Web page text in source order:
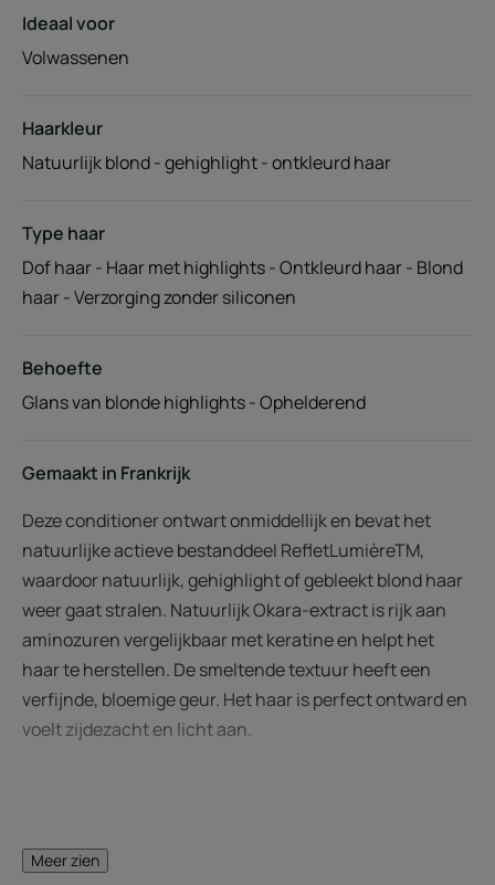
Ideaal voor
Volwassenen
Haarkleur
Natuurlijk blond - gehighlight - ontkleurd haar
Type haar
Dof haar - Haar met highlights - Ontkleurd haar - Blond
haar - Verzorging zonder siliconen
Behoefte
Glans van blonde highlights - Ophelderend
Gemaakt in Frankrijk
Deze conditioner ontwart onmiddellijk en bevat het
natuurlijke actieve bestanddeel RefletLumièreTM,
waardoor natuurlijk, gehighlight of gebleekt blond haar
weer gaat stralen. Natuurlijk Okara-extract is rijk aan
aminozuren vergelijkbaar met keratine en helpt het
haar te herstellen. De smeltende textuur heeft een
verfijnde, bloemige geur. Het haar is perfect ontward en
voelt zijdezacht en licht aan.
Meer zien